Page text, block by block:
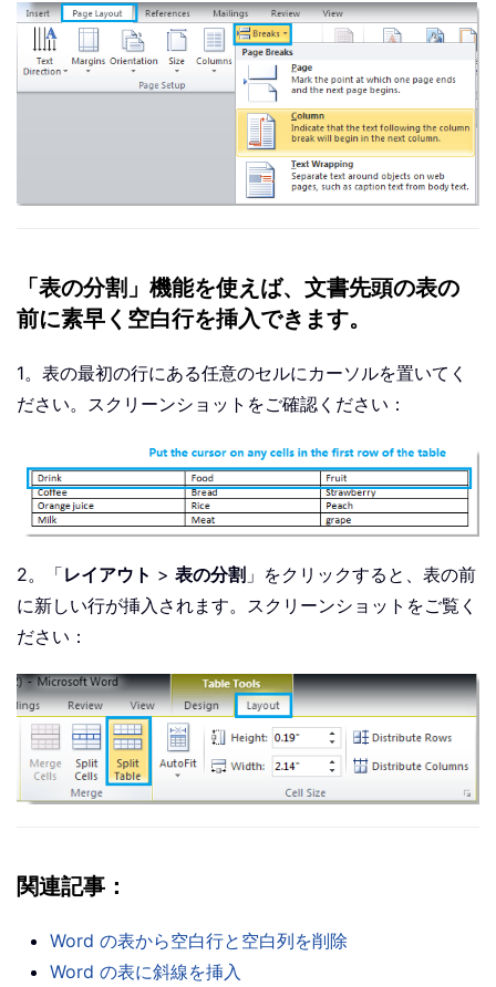
「表の分割」機能を使えば、文書先頭の表の
前に素早く空白行を挿入できます。
1。表の最初の行にある任意のセルにカーソルを置いてく
ださい。スクリーンショットをご確認ください：
2。「レイアウト > 表の分割 」をクリックすると、表の前
に新しい行が挿入されます。スクリーンショットをご覧く
ださい：
関連記事：
Word の表から空白行と空白列を削除
Word の表に斜線を挿入